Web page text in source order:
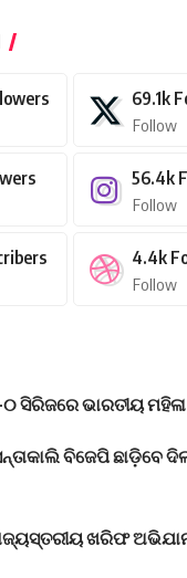
69.1k
Follow
56.4k
Follow
4.4k
Follow
୦ ସିରିଜରେ ଭାରତୀୟ
ବିଜେପି ଛାଡ଼ିବେ
ଖରିଫ ଅଭିଯାନ